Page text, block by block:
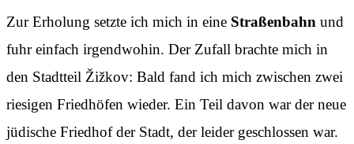
Zur Erholung setzte ich mich in eine Straßenbahn und
fuhr einfach irgendwohin. Der Zufall brachte mich in
den Stadtteil Žižkov: Bald fand ich mich zwischen zwei
riesigen Friedhöfen wieder. Ein Teil davon war der neue
jüdische Friedhof der Stadt, der leider geschlossen war.